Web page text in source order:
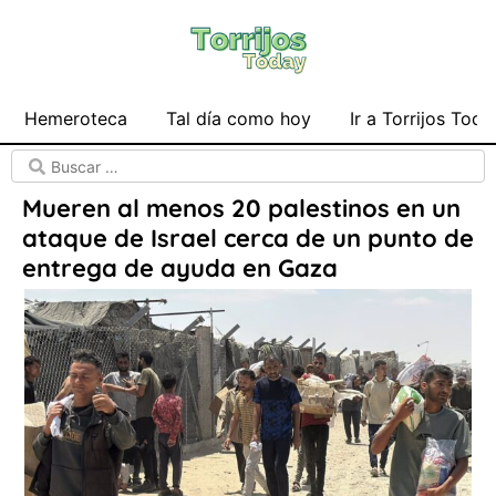
Hemeroteca Tal día como hoy Ir a Torrijos
Mueren al menos 20 palestinos en un
ataque de Israel cerca de un punto de
entrega de ayuda en Gaza